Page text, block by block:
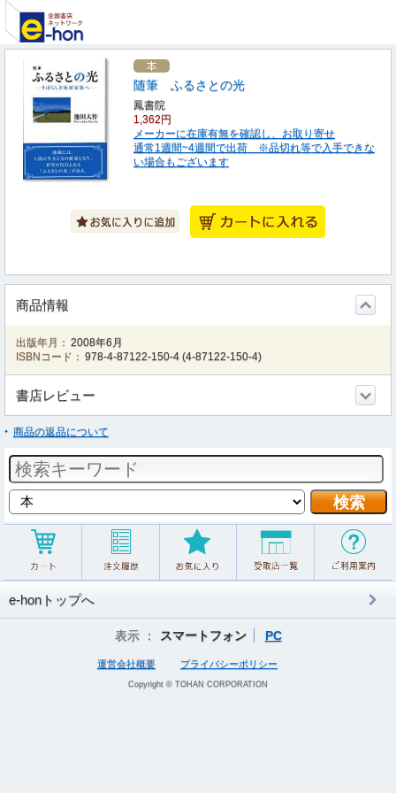
随筆 ふるさとの光
鳳書院
1,362円
メーカーに在庫有無を確認し、お取り寄せ
通常1週間~4週間で出荷 ※品切れ等で入手できな
い場合もございます
商品情報
出版年月： 2008年6月
ISBNコード： 978-4-87122-150-4 (4-87122-150-4)
書店レビュー
商品の返品について
e-honトップへ
表示 ： スマートフォン PC
運営会社概要 プライバシーポリシー
Copyright © TOHAN CORPORATION